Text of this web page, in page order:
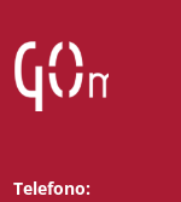
Telefono: